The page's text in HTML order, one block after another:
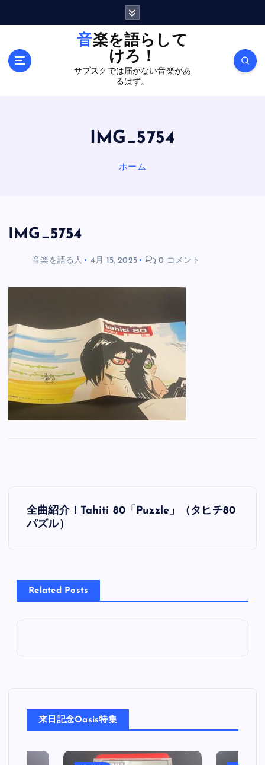
音楽を語らして
けろ！
サブスクでは届かない音楽があ
るはず。
IMG_5754
ホーム
IMG_5754
音楽を語る人 4月 15, 2025 0 コメント
投
稿
ビ
ョ
ン
全曲紹介！Tahiti 80「Puzzle」（タヒチ80
パズル）
Related Posts
来日記念Oasis特集